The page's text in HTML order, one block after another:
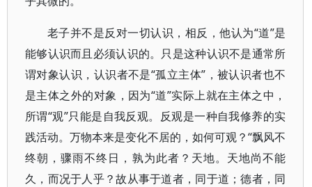
老子并不是反对一切认识，相反，他认为“道”是
能够认识而且必须认识的。只是这种认识不是通常所
谓对象认识，认识者不是“孤立主体”，被认识者也不
是主体之外的对象，因为“道”实际上就在主体之中，
所谓“观”只能是自我反观。反观是一种自我修养的实
践活动。万物本来是变化不居的，如何可观？“飘风不
终朝，骤雨不终日，孰为此者？天地。天地尚不能
久，而况于人乎？故从事于道者，同于道；德者，同